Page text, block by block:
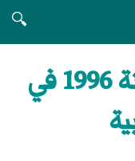
🔍
فهرس:تأسيسات سنة 1996 في